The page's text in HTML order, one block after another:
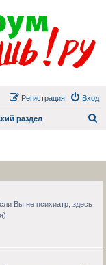
Вход
Регистрация
раздел
Вы не психиатр, здесь